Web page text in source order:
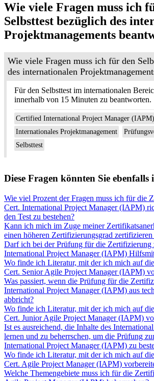
Wie viele Fragen muss ich
Selbsttest bezüglich des
Projektmanagements
Wie viele Fragen muss ich für den
des internationalen
Für den Selbsttest im internationalen
innerhalb von 15 Minuten zu beantworten.
Certified International Project Manager (IAPM)
Internationales Projektmanagement
Selbsttest
Diese Fragen könnten Sie ebenfalls
Wie viel Prozent der Fragen muss ich für die
Cert. International Project Manager (IAPM)
den Test zu bestehen?
Kann ich mich im Zuge meiner
einen höheren Zertifizierungsgrad zertifizieren
Darf ich bei der Prüfung für die Zertifizierung
International Project Manager (IAPM)
Wo finde ich Literatur, mit der ich mich auf
Cert. Senior Agile Project Manager (IAPM)
Was passiert, wenn die Prüfung für die
International Project Manager (IAPM) aus
abbricht?
Wo finde ich Literatur, mit der ich mich auf
Cert. Junior Agile Project Manager (IAPM)
Ist es ausreichend, die Inhalte des
lernen und zu beherrschen, um die Prüfung
International Project Manager (IAPM) zu
Wo finde ich Literatur, mit der ich mich auf
Cert. Agile Project Manager (IAPM)
Welche Themengebiete muss ich für die